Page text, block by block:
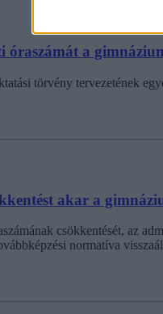
óraszámát a
törvény tervezetének
akar a
csökkentését, az
normatíva